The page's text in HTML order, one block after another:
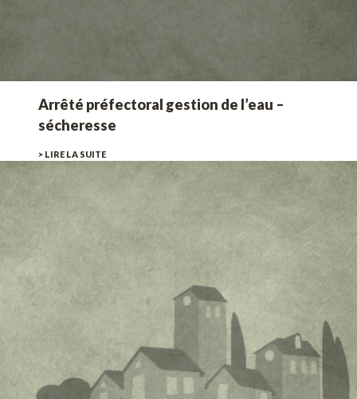
Arrêté préfectoral gestion de l’eau –
sécheresse
> LIRE LA SUITE